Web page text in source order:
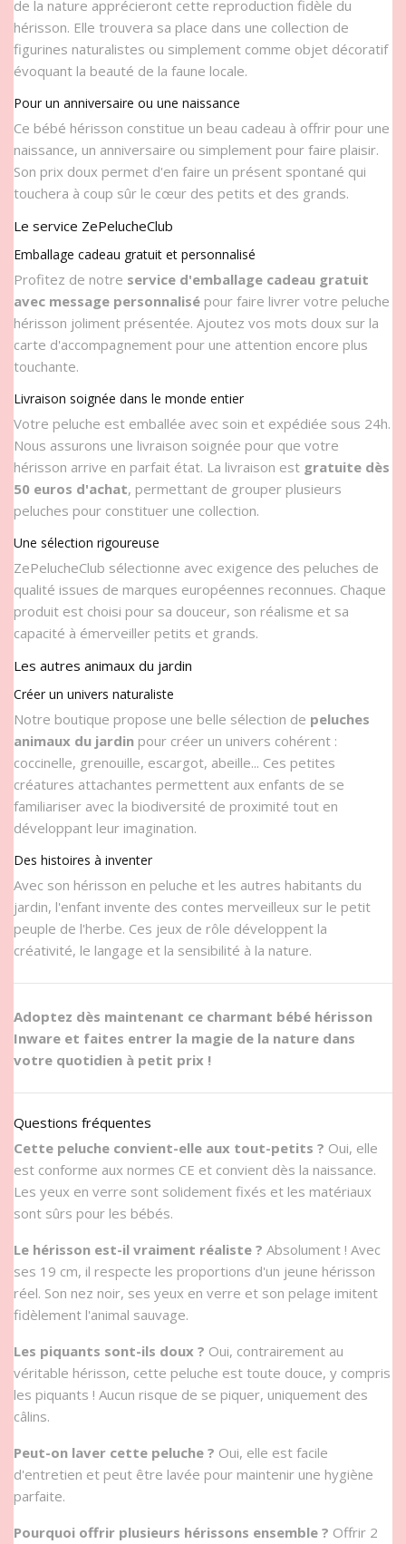
de la nature apprécieront cette reproduction fidèle du
hérisson. Elle trouvera sa place dans une collection de
figurines naturalistes ou simplement comme objet décoratif
évoquant la beauté de la faune locale.
Pour un anniversaire ou une naissance
Ce bébé hérisson constitue un beau cadeau à offrir pour une
naissance, un anniversaire ou simplement pour faire plaisir.
Son prix doux permet d'en faire un présent spontané qui
touchera à coup sûr le cœur des petits et des grands.
Le service ZePelucheClub
Emballage cadeau gratuit et personnalisé
Profitez de notre service d'emballage cadeau gratuit
avec message personnalisé pour faire livrer votre peluche
hérisson joliment présentée. Ajoutez vos mots doux sur la
carte d'accompagnement pour une attention encore plus
touchante.
Livraison soignée dans le monde entier
Votre peluche est emballée avec soin et expédiée sous 24h.
Nous assurons une livraison soignée pour que votre
hérisson arrive en parfait état. La livraison est gratuite dès
50 euros d'achat, permettant de grouper plusieurs
peluches pour constituer une collection.
Une sélection rigoureuse
ZePelucheClub sélectionne avec exigence des peluches de
qualité issues de marques européennes reconnues. Chaque
produit est choisi pour sa douceur, son réalisme et sa
capacité à émerveiller petits et grands.
Les autres animaux du jardin
Créer un univers naturaliste
Notre boutique propose une belle sélection de peluches
animaux du jardin pour créer un univers cohérent :
coccinelle, grenouille, escargot, abeille... Ces petites
créatures attachantes permettent aux enfants de se
familiariser avec la biodiversité de proximité tout en
développant leur imagination.
Des histoires à inventer
Avec son hérisson en peluche et les autres habitants du
jardin, l'enfant invente des contes merveilleux sur le petit
peuple de l'herbe. Ces jeux de rôle développent la
créativité, le langage et la sensibilité à la nature.
Adoptez dès maintenant ce charmant bébé hérisson
Inware et faites entrer la magie de la nature dans
votre quotidien à petit prix !
Questions fréquentes
Cette peluche convient-elle aux tout-petits ? Oui, elle
est conforme aux normes CE et convient dès la naissance.
Les yeux en verre sont solidement fixés et les matériaux
sont sûrs pour les bébés.
Le hérisson est-il vraiment réaliste ? Absolument ! Avec
ses 19 cm, il respecte les proportions d'un jeune hérisson
réel. Son nez noir, ses yeux en verre et son pelage imitent
fidèlement l'animal sauvage.
Les piquants sont-ils doux ? Oui, contrairement au
véritable hérisson, cette peluche est toute douce, y compris
les piquants ! Aucun risque de se piquer, uniquement des
câlins.
Peut-on laver cette peluche ? Oui, elle est facile
d'entretien et peut être lavée pour maintenir une hygiène
parfaite.
Pourquoi offrir plusieurs hérissons ensemble ? Offrir 2